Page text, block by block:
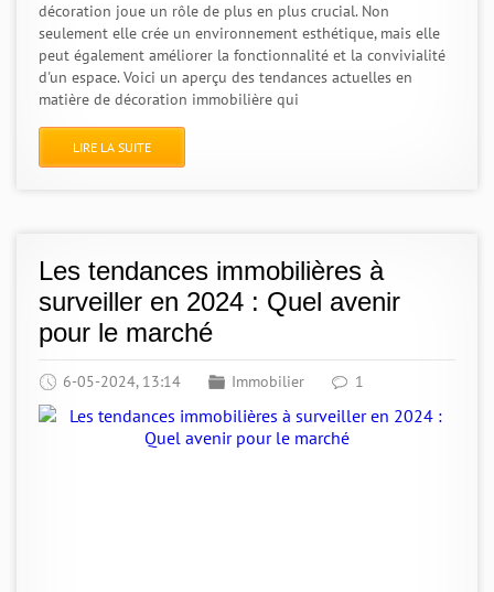
décoration joue un rôle de plus en plus crucial. Non
seulement elle crée un environnement esthétique, mais elle
peut également améliorer la fonctionnalité et la convivialité
d'un espace. Voici un aperçu des tendances actuelles en
matière de décoration immobilière qui
LIRE LA SUITE
Les tendances immobilières à
surveiller en 2024 : Quel avenir
pour le marché
6-05-2024, 13:14 Immobilier 1